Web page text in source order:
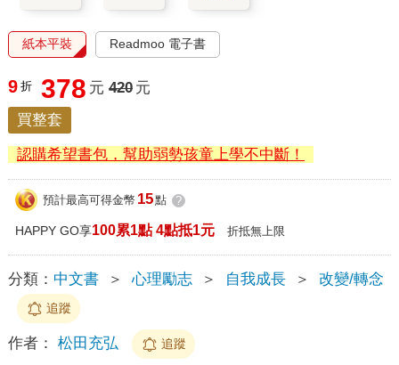
紙本平裝 Readmoo 電子書
9 折 378 元 420 元
買整套
認購希望書包，幫助弱勢孩童上學不中斷！
預計最高可得金幣 15點 ?
HAPPY GO享100累1點 4點抵1元 折抵無上限
分類： 中文書 ＞ 心理勵志 ＞ 自我成長 ＞ 改變/轉念
追蹤
作者： 松田充弘 追蹤